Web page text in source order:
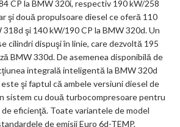
CP la BMW 320i, respectiv 190 kW/258
şi două propulsoare diesel ce oferă 110
318d şi 140 kW/190 CP la BMW 320d. Un
cilindri dispuşi în linie, care dezvoltă 195
BMW 330d. De asemenea disponibilă de
integrală inteligentă la BMW 320d
şi faptul că ambele versiuni diesel de
sistem cu două turbocompresoare pentru
de eficienţă. Toate variantele de model
de emisii Euro 6d-TEMP.